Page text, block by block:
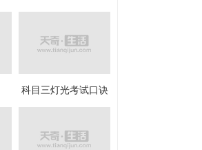
科目三灯光考试口诀